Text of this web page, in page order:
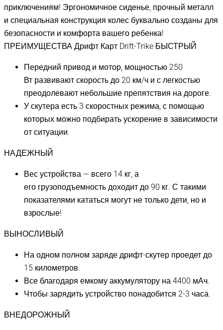
приключениям! Эргономичное сиденье, прочный металл
и специальная конструкция колес буквально созданы для
безопасности и комфорта вашего ребенка!
ПРЕИМУЩЕСТВА Дрифт Карт Drift-Trike БЫСТРЫЙ
Передний привод и мотор, мощностью 250
Вт развивают скорость до 20 км/ч и с легкостью
преодолевают небольшие препятствия на дороге.
У скутера есть 3 скоростных режима, с помощью
которых можно подбирать ускорение в зависимости
от ситуации.
НАДЕЖНЫЙ
Вес устройства — всего 14 кг, а
его грузоподъемность доходит до 90 кг. С такими
показателями кататься могут не только дети, но и
взрослые!
ВЫНОСЛИВЫЙ
На одном полном заряде дрифт-скутер проедет до
15 километров.
Все благодаря емкому аккумулятору на 4400 мАч.
Чтобы зарядить устройство понадобится 2-3 часа.
ВНЕДОРОЖНЫЙ